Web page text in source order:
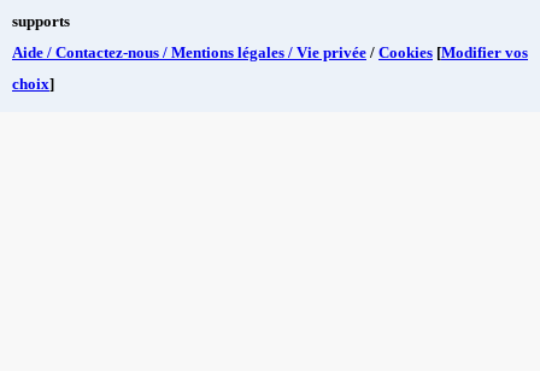
supports
Aide / Contactez-nous / Mentions légales / Vie privée / Cookies [Modifier vos
choix]